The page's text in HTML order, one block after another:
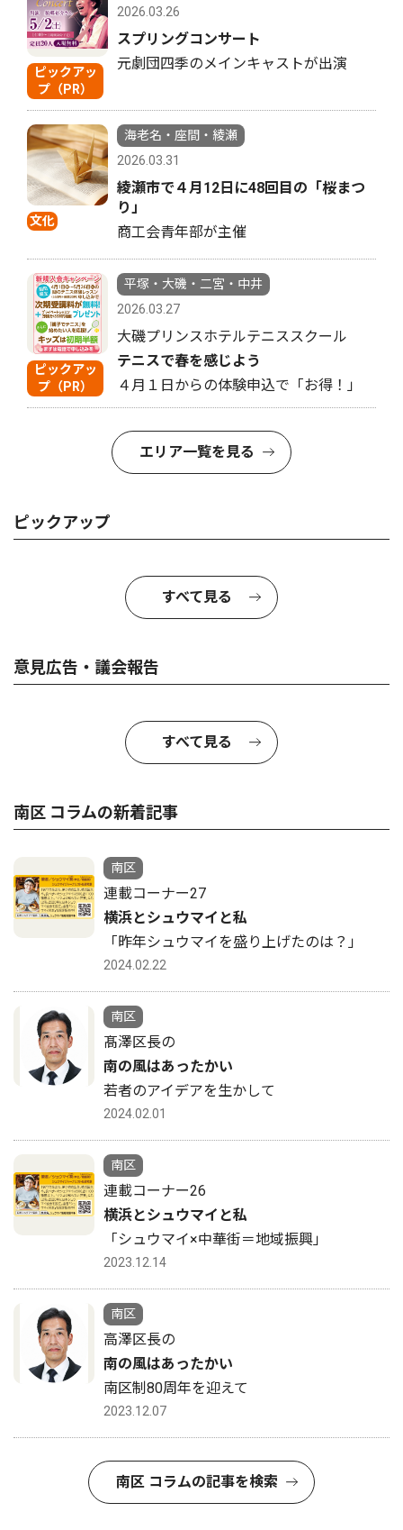
ピックアッ
プ（PR）
2026.03.26
スプリングコンサート
元劇団四季のメインキャストが出演
文化
海老名・座間・綾瀬
2026.03.31
綾瀬市で４月12日に48回目の「桜まつ
り」
商工会青年部が主催
ピックアッ
プ（PR）
平塚・大磯・二宮・中井
2026.03.27
大磯プリンスホテルテニススクール
テニスで春を感じよう
４月１日からの体験申込で「お得！」
エリア一覧を見る
ピックアップ
すべて見る
意見広告・議会報告
すべて見る
南区 コラムの新着記事
南区
連載コーナー27
横浜とシュウマイと私
「昨年シュウマイを盛り上げたのは？」
2024.02.22
南区
髙澤区長の
南の風はあったかい
若者のアイデアを生かして
2024.02.01
南区
連載コーナー26
横浜とシュウマイと私
「シュウマイ×中華街＝地域振興」
2023.12.14
南区
高澤区長の
南の風はあったかい
南区制80周年を迎えて
2023.12.07
南区 コラムの記事を検索